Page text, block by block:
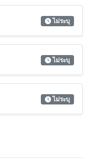
ไม่ระบุ
ไม่ระบุ
ไม่ระบุ